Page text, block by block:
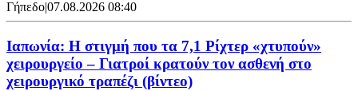
Γήπεδο|07.08.2026 08:40
Ιαπωνία: Η στιγμή που τα 7,1 Ρίχτερ «χτυπούν»
χειρουργείο – Γιατροί κρατούν τον ασθενή στο
χειρουργικό τραπέζι (βίντεο)